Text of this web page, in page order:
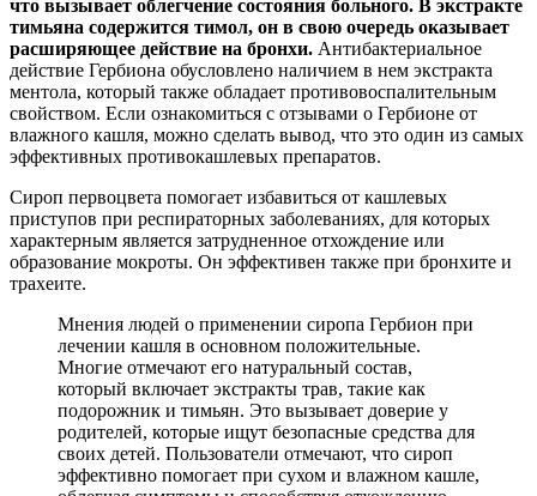
что вызывает облегчение состояния больного. В экстракте
тимьяна содержится тимол, он в свою очередь оказывает
расширяющее действие на бронхи. Антибактериальное
действие Гербиона обусловлено наличием в нем экстракта
ментола, который также обладает противовоспалительным
свойством. Если ознакомиться с отзывами о Гербионе от
влажного кашля, можно сделать вывод, что это один из самых
эффективных противокашлевых препаратов.
Сироп первоцвета помогает избавиться от кашлевых
приступов при респираторных заболеваниях, для которых
характерным является затрудненное отхождение или
образование мокроты. Он эффективен также при бронхите и
трахеите.
Мнения людей о применении сиропа Гербион при
лечении кашля в основном положительные.
Многие отмечают его натуральный состав,
который включает экстракты трав, такие как
подорожник и тимьян. Это вызывает доверие у
родителей, которые ищут безопасные средства для
своих детей. Пользователи отмечают, что сироп
эффективно помогает при сухом и влажном кашле,